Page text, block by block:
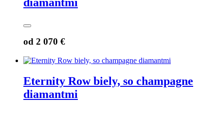
od 2 070 €
Eternity Row biely, so champagne
diamantmi